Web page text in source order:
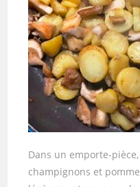
Dans un emporte-
champignons et